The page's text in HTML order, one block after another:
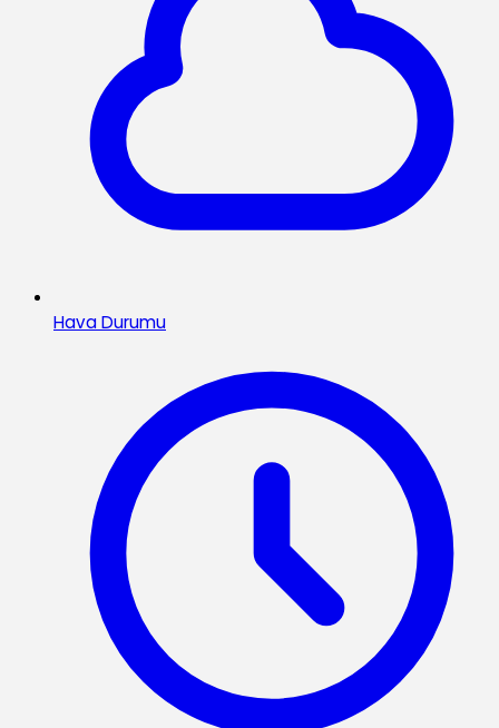
Hava Durumu